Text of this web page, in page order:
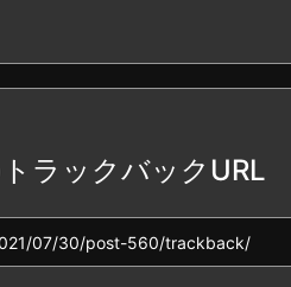
ラックバックURL